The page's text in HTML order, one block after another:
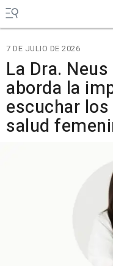
7 DE JULIO DE 2026
La Dra.
aborda la
escuchar
salud